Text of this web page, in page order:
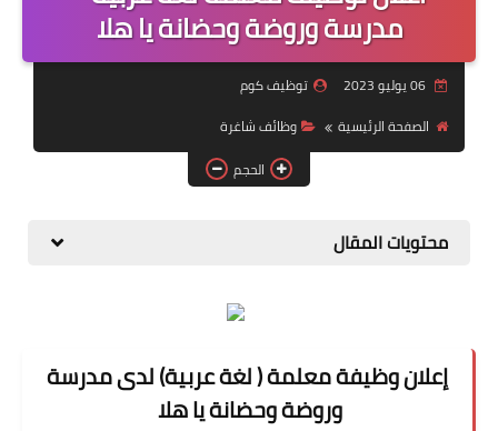
منوعات
نماذج سيرة ذاتية
مدرسة وروضة وحضانة يا هلا
06 يوليو 2023
توظيف كوم
الصفحة الرئيسية
وظائف شاغرة
الحجم
محتويات المقال
إعلان وظيفة معلمة ( لغة عربية) لدى مدرسة
وروضة وحضانة يا هلا